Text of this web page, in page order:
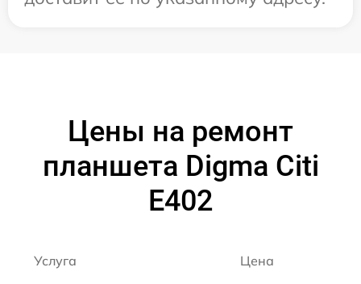
Цены на ремонт
планшета Digma Citi
E402
Услуга Цена